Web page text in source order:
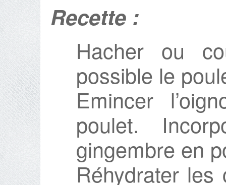
Recette :
Hacher ou
possible le
Emincer
poulet.
gingembre en
Réhydrater les